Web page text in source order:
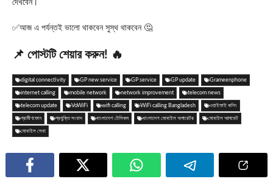
দেখবেন।
✅আজ এ পর্যন্তই ভালো থাকবেন সুস্থ থাকবেন 🤔
📌 পোস্টটি শেয়ার করুন! 🔥
digital connectivity GP new service GP service GP update Grameenphone
internet calling mobile network network improvement telecom news
telecom update VoWiFi wifi calling WiFi calling Bangladesh ওয়াইফাই কলিং
গ্রামীণফোন প্রযুক্তি সংবাদ বাংলাদেশ টেলিকম বাংলাদেশ মোবাইল অপারেটর মোবাইল আপডেট
মোবাইল সেবা